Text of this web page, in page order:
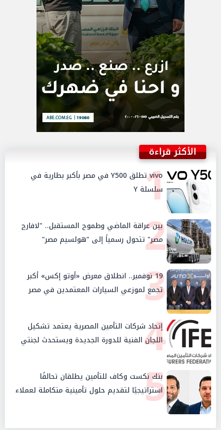
الأكثر قراءة
1
vivo تطلق Y500 في مصر بأكبر بطارية في
سلسلة Y
2
بين عراقة الماضي وطموح المستقبل.. "لافارچ
مصر" تتحول رسمياً إلى "هولسيم مصر"
319 نوفمبر.. انطلاق معرض «أوتو إكس» أكبر
تجمع لموزعي السيارات المعتمدين في مصر
4
إتحاد شركات التأمين المصرية يعتمد تشكيل
اللجان الفنية للدورة الجديدة ويستحدث لجنتي
الأمن السيبراني والإستثمار والإدخار
5
بنك نكست وكاف للتأمين يطلقان تحالفًا
استراتيجيًا لتقديم حلول تأمينية متكاملة لعملاء
البنك